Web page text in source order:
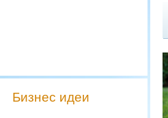
Бизнес идеи